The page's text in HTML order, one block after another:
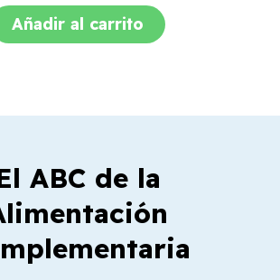
Añadir al carrito
ABC de la